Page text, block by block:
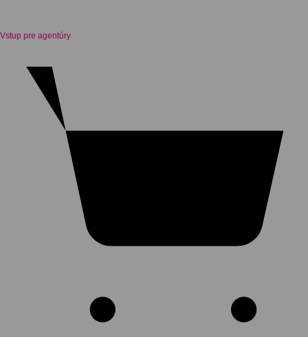
Vstup pre agentúry